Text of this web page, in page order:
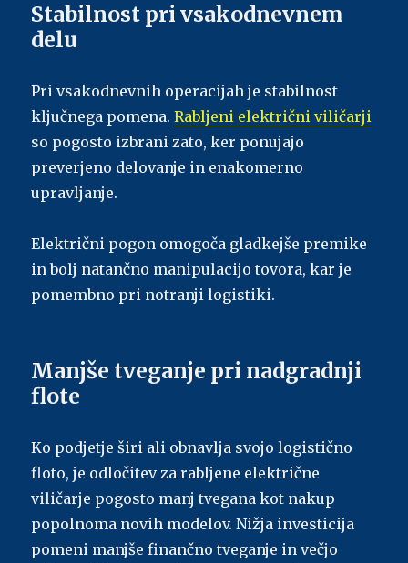
Stabilnost pri vsakodnevnem
delu
Pri vsakodnevnih operacijah je stabilnost
ključnega pomena.Rabljeni električni viličarji
so pogosto izbrani zato, ker ponujajo
preverjeno delovanje in enakomerno
upravljanje.
Električni pogon omogoča gladkejše premike
in bolj natančno manipulacijo tovora, kar je
pomembno pri notranji logistiki.
Manjše tveganje pri nadgradnji
flote
Ko podjetje širi ali obnavlja svojo logistično
floto, je odločitev za rabljene električne
viličarje pogosto manj tvegana kot nakup
popolnoma novih modelov. Nižja investicija
pomeni manjše finančno tveganje in večjo